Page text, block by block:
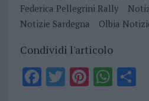
Federica Pellegrini Rally
Notizie Sardegna
Olbia
Condividi l'articolo
F T PiWS